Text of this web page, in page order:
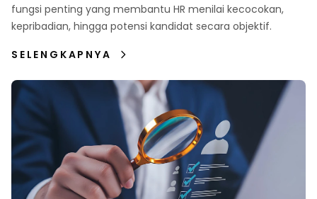
fungsi penting yang membantu HR menilai kecocokan,
kepribadian, hingga potensi kandidat secara objektif.
SELENGKAPNYA